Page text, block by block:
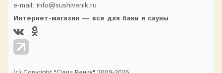
e-mail: info@sushivenik.ru
Интернет-магазин — все для бани и сауны